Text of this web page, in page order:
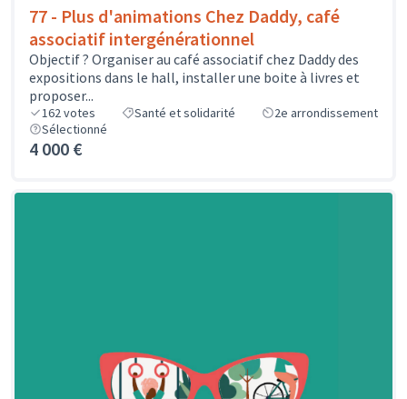
77 - Plus d'animations Chez Daddy, café
associatif intergénérationnel
Objectif ? Organiser au café associatif chez Daddy des
expositions dans le hall, installer une boite à livres et
proposer...
162votes Santé et solidarité
2e arrondissement
Sélectionné
4 000 €